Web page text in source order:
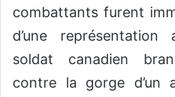
combattants furent
d’une
soldat canadien
contre la gorge d’un